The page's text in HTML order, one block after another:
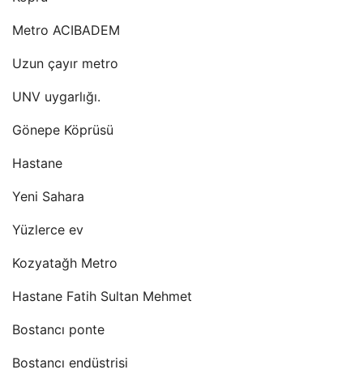
Metro ACIBADEM
Uzun çayır metro
UNV uygarlığı.
Gönepe Köprüsü
Hastane
Yeni Sahara
Yüzlerce ev
Kozyatağh Metro
Hastane Fatih Sultan Mehmet
Bostancı ponte
Bostancı endüstrisi